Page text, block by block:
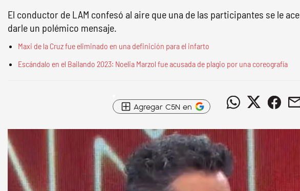
El conductor de LAM confesó al aire que una de las participantes se le
darle un polémico mensaje.
Maxi de la Cruz fue eliminado en una definición para el infarto
Escándalo en el Bailando 2023: Noelia Marzol fue acusada de plagio por una coreografía
Agregar C5N en